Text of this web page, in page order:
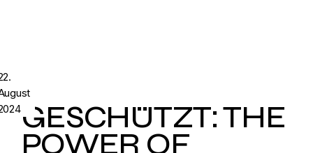
GESCHÜTZT: THE
POWER OF